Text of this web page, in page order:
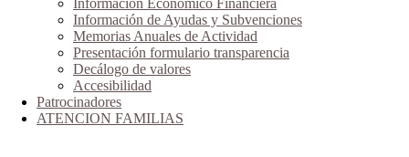
Información Económico Financiera
Información de Ayudas y Subvenciones
Memorias Anuales de Actividad
Presentación formulario transparencia
Decálogo de valores
Accesibilidad
Patrocinadores
ATENCION FAMILIAS